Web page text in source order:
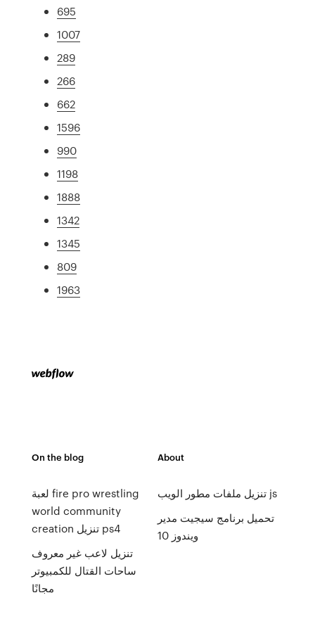
695
1007
289
266
662
1596
990
1198
1888
1342
1345
809
1963
On the blog
لعبة fire pro wrestling
world community
creation تنزيل ps4
تنزيل لاعب غير معروف
ساحات القتال للكمبيوتر
مجانًا
About
تنزيل ملفات مطور الويب js
تحميل برنامج سيجيت مدير
ويندوز 10